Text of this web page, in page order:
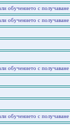
обучението с получаване
обучението с получаване
обучението с получаване
обучението с получаване